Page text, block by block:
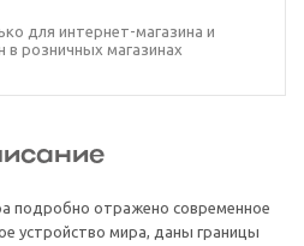
для интернет-магазина и
розничных магазинах
подробно отражено современное
устройство мира, даны границы